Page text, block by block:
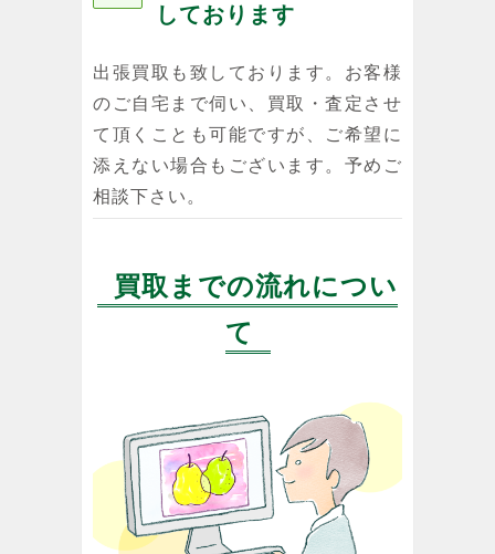
しております
出張買取も致しております。お客様
のご自宅まで伺い、買取・査定させ
て頂くことも可能ですが、ご希望に
添えない場合もございます。予めご
相談下さい。
買取までの流れについ
て